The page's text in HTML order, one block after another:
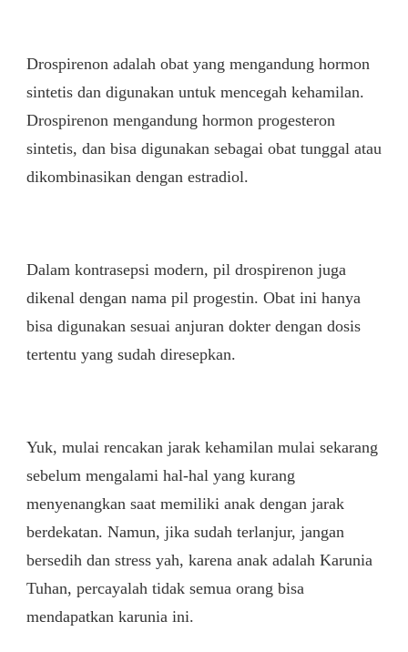
Drospirenon adalah obat yang mengandung hormon
sintetis dan digunakan untuk mencegah kehamilan.
Drospirenon mengandung hormon progesteron
sintetis, dan bisa digunakan sebagai obat tunggal atau
dikombinasikan dengan estradiol.
Dalam kontrasepsi modern, pil drospirenon juga
dikenal dengan nama pil progestin. Obat ini hanya
bisa digunakan sesuai anjuran dokter dengan dosis
tertentu yang sudah diresepkan.
Yuk, mulai rencakan jarak kehamilan mulai sekarang
sebelum mengalami hal-hal yang kurang
menyenangkan saat memiliki anak dengan jarak
berdekatan. Namun, jika sudah terlanjur, jangan
bersedih dan stress yah, karena anak adalah Karunia
Tuhan, percayalah tidak semua orang bisa
mendapatkan karunia ini.